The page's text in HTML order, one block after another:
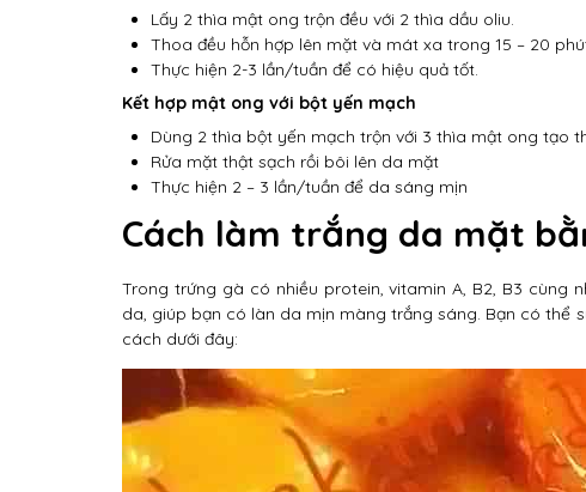
Lấy 2 thìa mật ong trộn đều với 2 thìa dầu oliu.
Thoa đều hỗn hợp lên mặt và mát xa trong 15 – 20
Thực hiện 2-3 lần/tuần để có hiệu quả tốt.
Kết hợp mật ong với bột yến mạch
Dùng 2 thìa bột yến mạch trộn với 3 thìa mật ong tạo
Rửa mặt thật sạch rồi bôi lên da mặt
Thực hiện 2 – 3 lần/tuần để da sáng mịn
Cách làm trắng da mặt
Trong trứng gà có nhiều protein, vitamin A, B2, B3
da, giúp bạn có làn da mịn màng trắng sáng. Bạn có
cách dưới đây: